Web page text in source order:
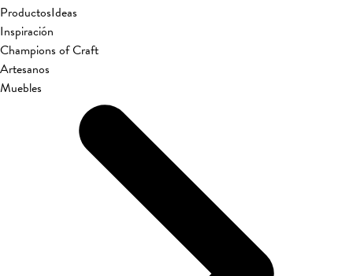
ProductosIdeas
Inspiración
Champions of Craft
Artesanos
Muebles